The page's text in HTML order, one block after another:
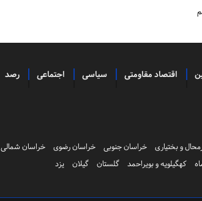
اقتصاد مقاومتی سیاسی اجتماعی رصد
و بختیاری خراسان جنوبی خراسان رضوی خراسان شمالی
کهگیلویه و بویراحمد گلستان گیلان یزد